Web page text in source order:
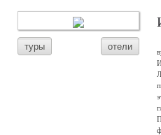
туры отели